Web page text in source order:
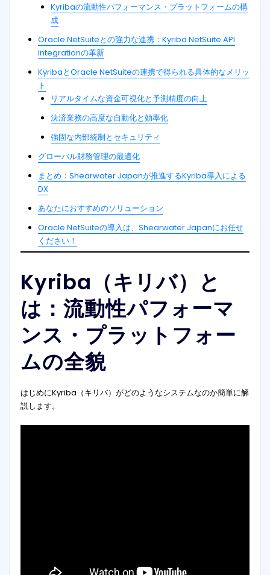
Kyribaの流動性パフォーマンス・プラットフォームの構
成
Oracle NetSuiteとの強力な連携：Kyriba NetSuite API
Integrationの革新
KyribaとOracle NetSuiteの連携で得られる具体的なメリッ
ト
リアルタイムな資金可視化と予測精度の向上
決済業務の高度な自動化と効率化
強固な内部統制とセキュリティ
グローバル財務管理の最適化
まとめ：Shearwater Japanが推進するKyriba導入による
DX
あなたにおすすめのソリューション
Oracle NetSuiteの導入は、Shearwater Japanにお任せ
ください！
Kyriba（キリバ）と
は：流動性パフォーマ
ンス・プラットフォー
ムの全貌
はじめにKyriba（キリバ）がどのようなシステムなのか簡単に解
説します。